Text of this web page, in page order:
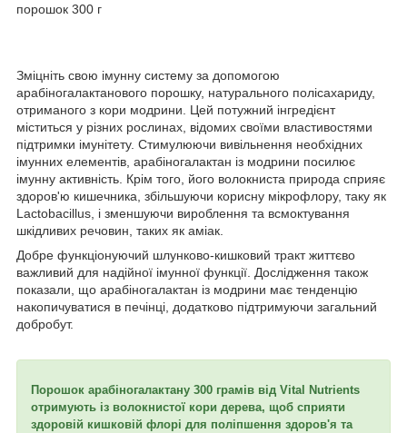
порошок 300 г
Зміцніть свою імунну систему за допомогою
арабіногалактанового порошку, натурального полісахариду,
отриманого з кори модрини. Цей потужний інгредієнт
міститься у різних рослинах, відомих своїми властивостями
підтримки імунітету. Стимулюючи вивільнення необхідних
імунних елементів, арабіногалактан із модрини посилює
імунну активність. Крім того, його волокниста природа сприяє
здоров'ю кишечника, збільшуючи корисну мікрофлору, таку як
Lactobacillus, і зменшуючи вироблення та всмоктування
шкідливих речовин, таких як аміак.
Добре функціонуючий шлунково-кишковий тракт життєво
важливий для надійної імунної функції. Дослідження також
показали, що арабіногалактан із модрини має тенденцію
накопичуватися в печінці, додатково підтримуючи загальний
добробут.
Порошок арабіногалактану 300 грамів від Vital Nutrients
отримують із волокнистої кори дерева, щоб сприяти
здоровій кишковій флорі для поліпшення здоров'я та